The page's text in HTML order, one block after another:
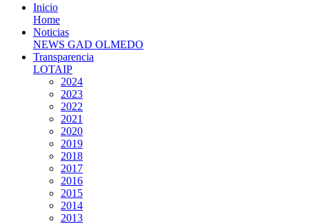
Inicio
Home
Noticias
NEWS GAD OLMEDO
Transparencia
LOTAIP
2024
2023
2022
2021
2020
2019
2018
2017
2016
2015
2014
2013